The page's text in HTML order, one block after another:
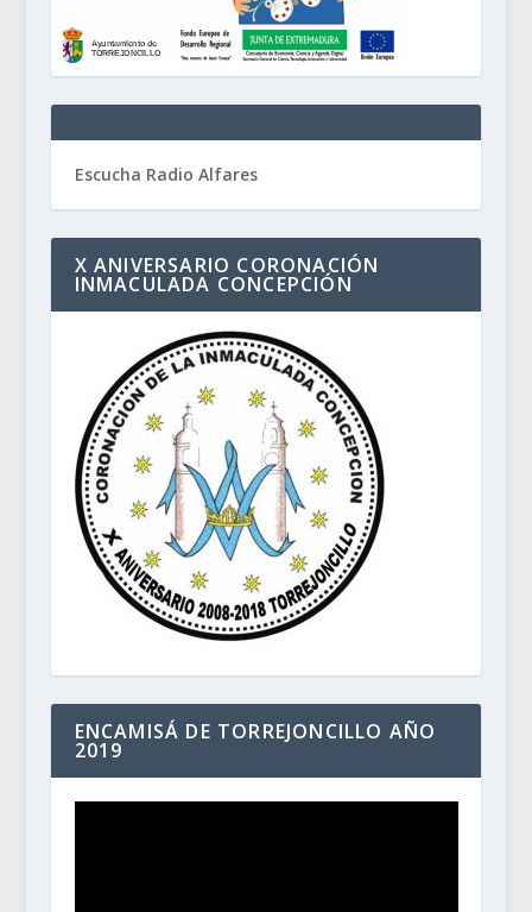
Escucha Radio Alfares
X ANIVERSARIO CORONACIÓN
INMACULADA CONCEPCIÓN
ENCAMISÁ DE TORREJONCILLO AÑO
2019